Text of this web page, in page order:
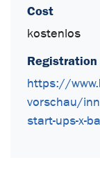
Cost
kostenlos
https://
vorschau/
start-ups-x-